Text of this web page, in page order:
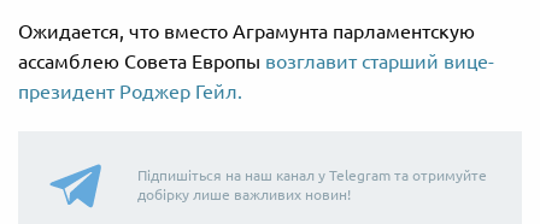
Ожидается, что вместо Аграмунта парламентскую
ассамблею Совета Европы возглавит старший вице-
президент Роджер Гейл.
Підпишіться на наш канал у Telegram та отримуйте
добірку лише важливих новин!